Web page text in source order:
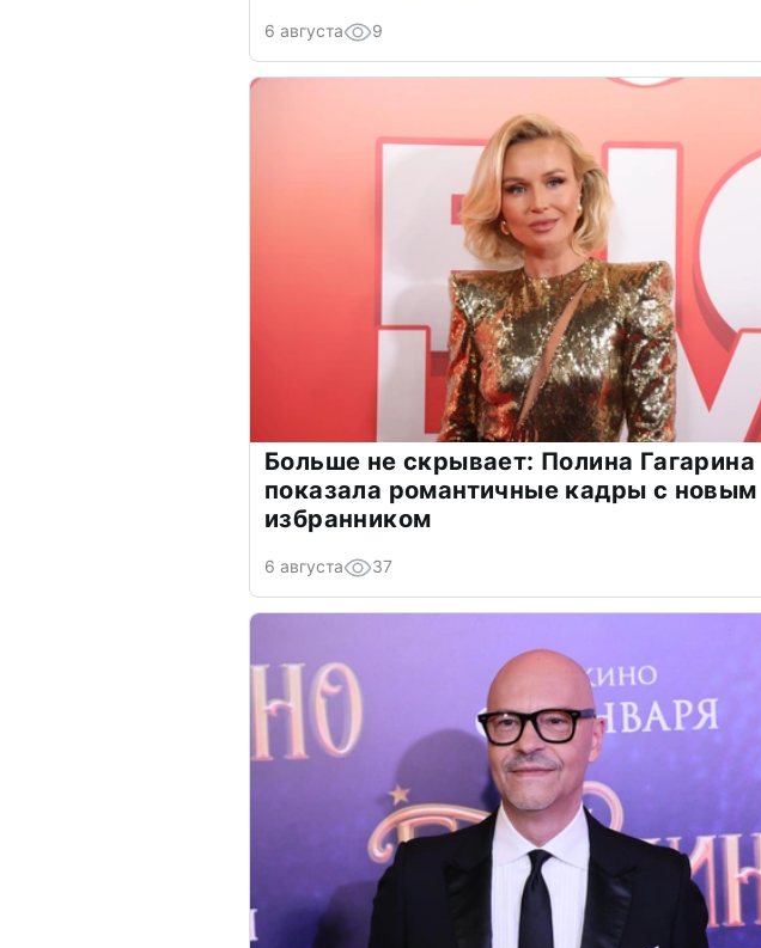
6 августа 9
Больше не скрывает: Полина Гагарина
показала романтичные кадры с новым
избранником
6 августа 37